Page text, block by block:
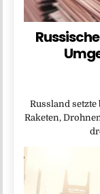
Russland
Raketen,